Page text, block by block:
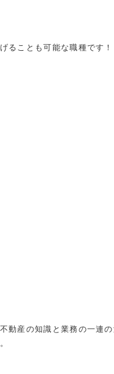
ることも可能な職種です！
動産の知識と業務の一連